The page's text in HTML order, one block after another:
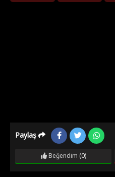
Paylaş
Beğendim (0)